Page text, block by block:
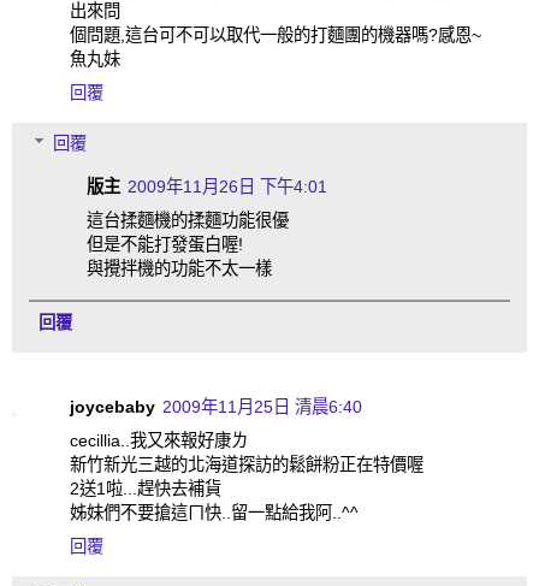
出來問
個問題,這台可不可以取代一般的打麵團的機器嗎?感恩~
魚丸妹
回覆
回覆
版主 2009年11月26日 下午4:01
這台揉麵機的揉麵功能很優
但是不能打發蛋白喔!
與攪拌機的功能不太一樣
回覆
joycebaby 2009年11月25日 清晨6:40
cecillia..我又來報好康ㄌ
新竹新光三越的北海道探訪的鬆餅粉正在特價喔
2送1啦...趕快去補貨
姊妹們不要搶這ㄇ快..留一點給我阿..^^
回覆